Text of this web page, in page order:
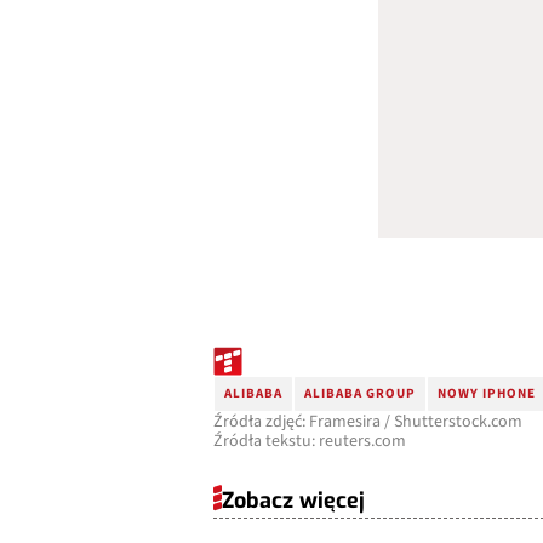
ALIBABA ALIBABA GROUP NOWY IPHONE
Źródła zdjęć: Framesira / Shutterstock.com
Źródła tekstu: reuters.com
Zobacz więcej